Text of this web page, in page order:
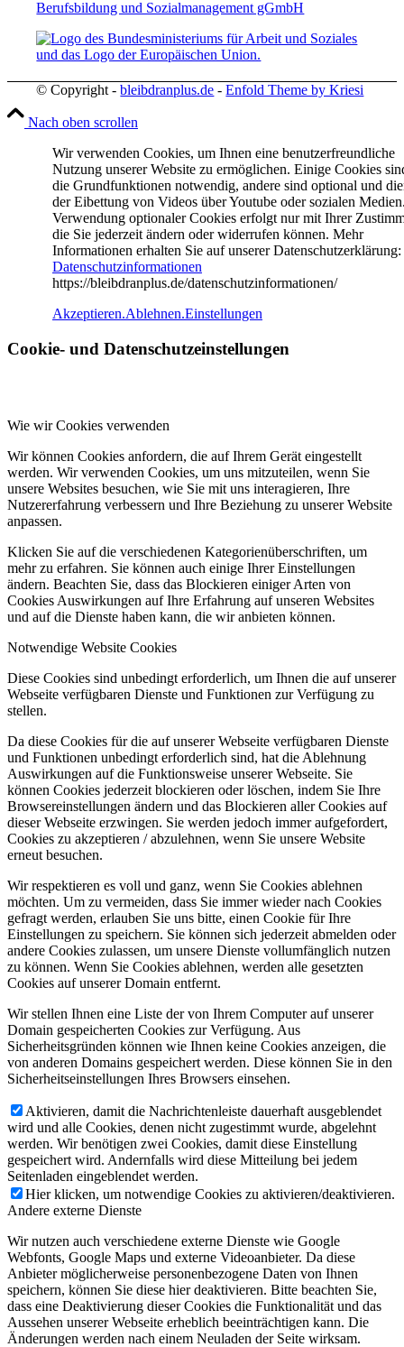
Berufsbildung und Sozialmanagement gGmbH
© Copyright -bleibdranplus.de -Enfold Theme by Kriesi
Nach oben scrollen
Wir verwenden Cookies, um Ihnen eine benutzerfreundliche
Nutzung unserer Website zu ermöglichen. Einige Cookies
die Grundfunktionen notwendig, andere sind optional und
der Eibettung von Videos über Youtube oder sozialen
Verwendung optionaler Cookies erfolgt nur mit Ihrer
die Sie jederzeit ändern oder widerrufen können. Mehr
Informationen erhalten Sie auf unserer Datenschutzerklärung:
Datenschutzinformationen
https://bleibdranplus.de/datenschutzinformationen/
Akzeptieren.Ablehnen.Einstellungen
Cookie- und Datenschutzeinstellungen
Wie wir Cookies verwenden
Wir können Cookies anfordern, die auf Ihrem Gerät eingestellt
werden. Wir verwenden Cookies, um uns mitzuteilen, wenn Sie
unsere Websites besuchen, wie Sie mit uns interagieren, Ihre
Nutzererfahrung verbessern und Ihre Beziehung zu unserer Website
anpassen.
Klicken Sie auf die verschiedenen Kategorienüberschriften, um
mehr zu erfahren. Sie können auch einige Ihrer Einstellungen
ändern. Beachten Sie, dass das Blockieren einiger Arten von
Cookies Auswirkungen auf Ihre Erfahrung auf unseren Websites
und auf die Dienste haben kann, die wir anbieten können.
Notwendige Website Cookies
Diese Cookies sind unbedingt erforderlich, um Ihnen die auf unserer
Webseite verfügbaren Dienste und Funktionen zur Verfügung zu
stellen.
Da diese Cookies für die auf unserer Webseite verfügbaren Dienste
und Funktionen unbedingt erforderlich sind, hat die Ablehnung
Auswirkungen auf die Funktionsweise unserer Webseite. Sie
können Cookies jederzeit blockieren oder löschen, indem Sie Ihre
Browsereinstellungen ändern und das Blockieren aller Cookies auf
dieser Webseite erzwingen. Sie werden jedoch immer aufgefordert,
Cookies zu akzeptieren / abzulehnen, wenn Sie unsere Website
erneut besuchen.
Wir respektieren es voll und ganz, wenn Sie Cookies ablehnen
möchten. Um zu vermeiden, dass Sie immer wieder nach Cookies
gefragt werden, erlauben Sie uns bitte, einen Cookie für Ihre
Einstellungen zu speichern. Sie können sich jederzeit abmelden oder
andere Cookies zulassen, um unsere Dienste vollumfänglich nutzen
zu können. Wenn Sie Cookies ablehnen, werden alle gesetzten
Cookies auf unserer Domain entfernt.
Wir stellen Ihnen eine Liste der von Ihrem Computer auf unserer
Domain gespeicherten Cookies zur Verfügung. Aus
Sicherheitsgründen können wie Ihnen keine Cookies anzeigen, die
von anderen Domains gespeichert werden. Diese können Sie in den
Sicherheitseinstellungen Ihres Browsers einsehen.
Aktivieren, damit die Nachrichtenleiste dauerhaft ausgeblendet
wird und alle Cookies, denen nicht zugestimmt wurde, abgelehnt
werden. Wir benötigen zwei Cookies, damit diese Einstellung
gespeichert wird. Andernfalls wird diese Mitteilung bei jedem
Seitenladen eingeblendet werden.
Hier klicken, um notwendige Cookies zu aktivieren/deaktivieren.
Andere externe Dienste
Wir nutzen auch verschiedene externe Dienste wie Google
Webfonts, Google Maps und externe Videoanbieter. Da diese
Anbieter möglicherweise personenbezogene Daten von Ihnen
speichern, können Sie diese hier deaktivieren. Bitte beachten Sie,
dass eine Deaktivierung dieser Cookies die Funktionalität und das
Aussehen unserer Webseite erheblich beeinträchtigen kann. Die
Änderungen werden nach einem Neuladen der Seite wirksam.